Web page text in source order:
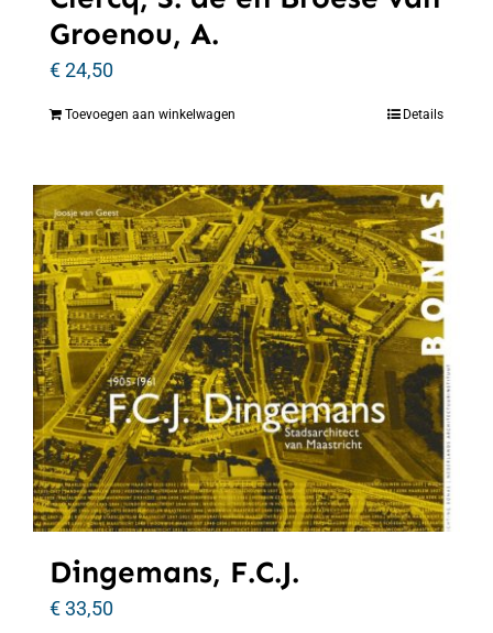
Groenou, A.
€24,50
Toevoegen aan winkelwagen Details
Dingemans, F.C.J.
€33,50